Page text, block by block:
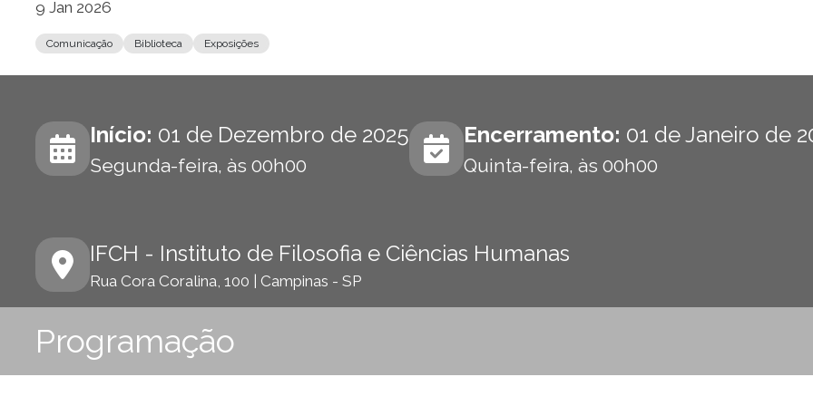
9 Jan 2026
Comunicação Biblioteca Exposições
Início: 01 de Dezembro de 2025
Segunda-feira, às 00h00
Encerramento: 01 de Janeiro de
Quinta-feira, às 00h00
IFCH - Instituto de Filosofia e Ciências Humanas
Rua Cora Coralina, 100 | Campinas - SP
Programação